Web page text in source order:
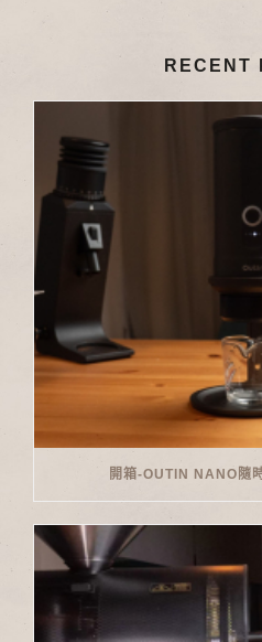
RECENT
開箱-OUTIN NANO隨